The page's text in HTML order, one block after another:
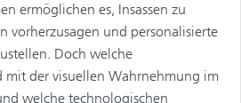
ermöglichen es, Insassen zu
vorherzusagen und personalisierte
Doch welche
mit der visuellen Wahrnehmung im
welche technologischen